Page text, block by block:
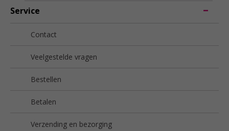
Service
Contact
Veelgestelde vragen
Bestellen
Betalen
Verzending en bezorging